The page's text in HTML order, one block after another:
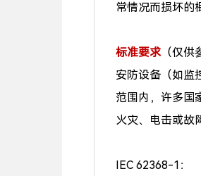
常情况而损坏的
标准要求（仅供
安防设备（如监
范围内，许多国
火灾、电击或故
IEC 62368-1：